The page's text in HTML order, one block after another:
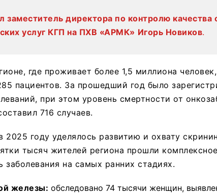
заместитель директора по контролю качества
услуг КГП на ПХВ «АРМК» Игорь Новиков.
где проживает более 1,5 миллиона
пациентов. За прошедший год было
при этом уровень смертности от
716 случаев.
2025 году уделялось развитию и охвату
тысяч жителей региона прошли
заболевания на самых ранних стадиях.
железы: обследовано 74 тысячи женщин,